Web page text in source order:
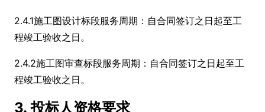
2.4.1施工图设计标段服务周期：自合同签订之日起至工
程竣工验收之日。
2.4.2施工图审查标段服务周期：自合同签订之日起至工
程竣工验收之日。
3. 投标人资格要求